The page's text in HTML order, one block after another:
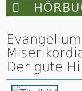

Der gute